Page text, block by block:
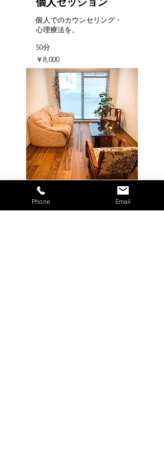
個人でのカウンセリング・
心理療法を。
50分
8,000
円
￥8,000
スｰパｰヴィジョン
臨床専門家の方の
Phone Email